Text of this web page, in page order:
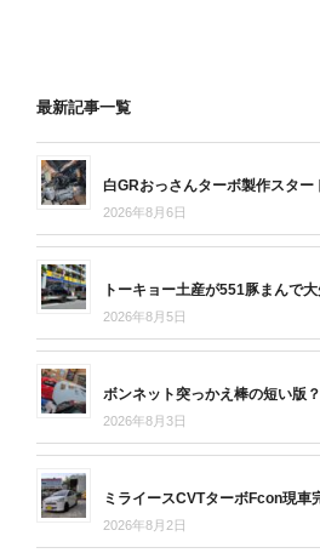
最新記事一覧
白GRおっさんターボ製作スター
2026年8月6日
トーキョー土産が551豚まんで大
2026年8月5日
ボンネット突っかえ棒の短い版？
2026年8月3日
ミライースCVTターボFcon現車
2026年8月2日